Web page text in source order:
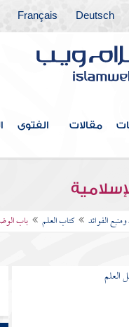
Deutsch
Français
مقالات الفتوى
الفوائد كتاب العلم باب
العلم